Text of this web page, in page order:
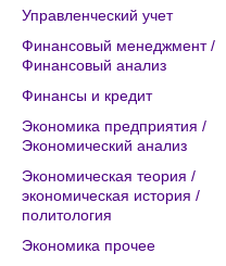
Управленческий учет
Финансовый менеджмент /
Финансовый анализ
Финансы и кредит
Экономика предприятия /
Экономический анализ
Экономическая теория /
экономическая история /
политология
Экономика прочее